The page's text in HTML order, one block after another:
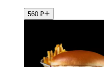
560 ₽